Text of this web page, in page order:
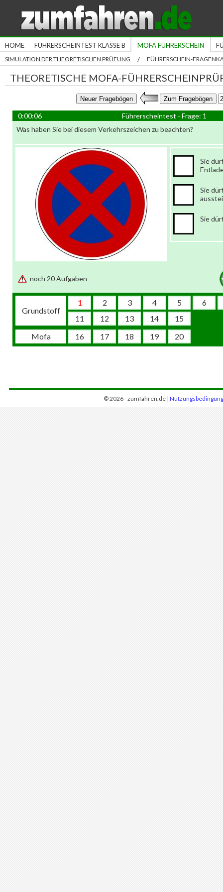
HOME FÜHRERSCHEINTEST KLASSE B MOFA FÜHRERSCHEIN
SIMULATION DER THEORETISCHEN PRÜFUNG / FÜHRERSCHEIN-
THEORETISCHE MOFA-
0:00:06
Führerscheintest - Frage: 1
Was haben Sie bei diesem Verkehrszeichen zu beachten?
Sie
Sie
Sie
noch 20 Aufgaben
Grundstoff
1 2 3 4 5
6
11
12 13 14
15
Mofa
16 17 18 19 20
© 2026 - zumfahren.de |